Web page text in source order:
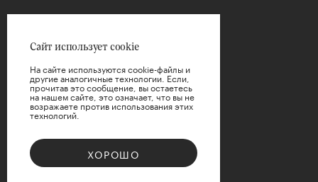
Сайт использует cookie
На сайте используются cookie-файлы и
другие аналогичные технологии. Если,
прочитав это сообщение, вы остаетесь
на нашем сайте, это означает, что вы не
возражаете против использования этих
технологий.
ХОРОШО